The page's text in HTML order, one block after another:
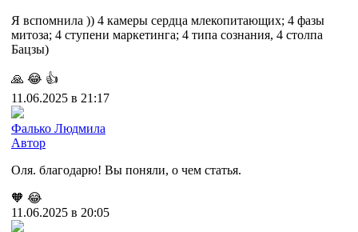
Я вспомнила )) 4 камеры сердца млекопитающих; 4 фазы
митоза; 4 ступени маркетинга; 4 типа сознания, 4 столпа
Бацзы)
🙏 😂 👍
11.06.2025 в 21:17
Фалько Людмила
Автор
Оля. благодарю! Вы поняли, о чем статья.
🧡 😂
11.06.2025 в 20:05